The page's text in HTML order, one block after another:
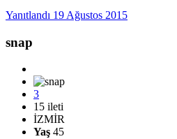
Yanıtlandı 19 Ağustos 2015
snap
3
15 ileti
İZMİR
Yaş 45